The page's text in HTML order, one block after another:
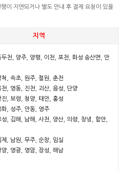
이 지연되거나 별도 안내 후 결제 요청이 있을
지역
두천, 양주, 양평, 이천, 포천, 화성 송산면, 안
척, 속초, 원주, 철원, 춘천
천, 영동, 진천, 괴산, 음성, 단양
진, 보령, 청양, 태안, 홍성
화, 성주, 안동, 영주
, 김해, 남해, 사천, 양산, 의령, 창녕, 함안,
제, 남원, 무주, 순창, 임실
양, 영광, 영암, 장성, 해남